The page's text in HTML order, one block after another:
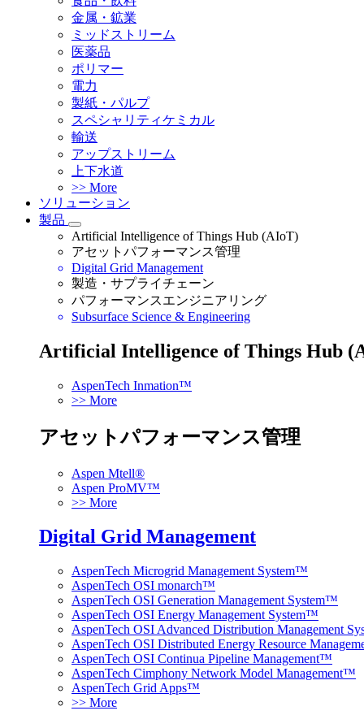
金属・鉱業
ミッドストリーム
医薬品
ポリマー
電力
製紙・パルプ
スペシャリティケミカル
輸送
アップストリーム
上下水道
>> More
ソリューション
製品
Artificial Intelligence of Things Hub (AIoT)
アセットパフォーマンス管理
Digital Grid Management
製造・サプライチェーン
パフォーマンスエンジニアリング
Subsurface Science & Engineering
Artificial Intelligence of Things Hub
AspenTech Inmation™
>> More
アセットパフォーマンス管理
Aspen Mtell®
Aspen ProMV™
>> More
Digital Grid Management
AspenTech Microgrid Management System™
AspenTech OSI monarch™
AspenTech OSI Generation Management System™
AspenTech OSI Energy Management System™
AspenTech OSI Advanced Distribution Management
AspenTech OSI Distributed Energy Resource
AspenTech OSI Continua Pipeline Management™
AspenTech Cimphony Network Model Management™
AspenTech Grid Apps™
>> More